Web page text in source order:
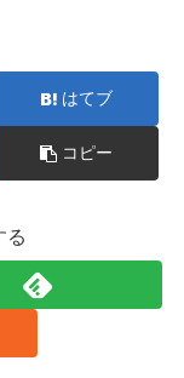
はてブ
コピー
る